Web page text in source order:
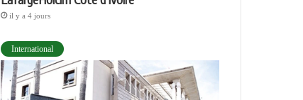
il y a 4 jours
International